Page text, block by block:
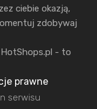
ciebie okazją,
zdobywaj
- to
prawne
serwisu